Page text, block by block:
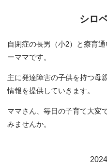
シロ
自閉症の長男（小2）と療育
ーママです。
主に発達障害の子供を持つ母
情報を提供していきます。
ママさん、毎日の子育て大変
みませんか。